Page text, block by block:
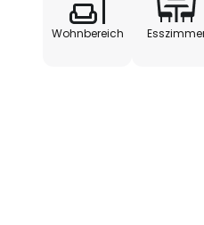
Wohnbereich